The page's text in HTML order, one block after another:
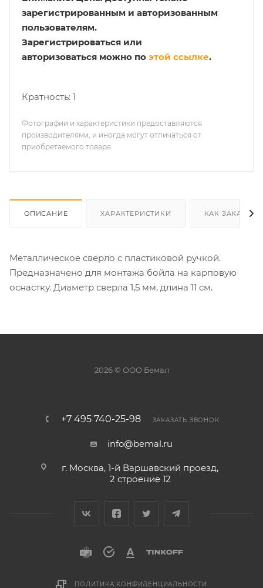
зарегистрированным и авторизованным
пользователям.
Зарегистрироваться или
авторизоваться можно по этой ссылке.
Кратность: 1
Фотографии и характеристики предоставляются
производителями, и иногда могут отличаться от
приобретаемого товара
ОПИСАНИЕ ХАРАКТЕРИСТИКИ КАК ЗАКАЗАТЬ
Металлическое сверло с пластиковой ручкой.
Предназначено для монтажа бойла на карповую
оснастку. Диаметр сверла 1,5 мм, длина 11 см.
2026 © ООО Бемал
+7 495 740-25-98 ЗАКАЗАТЬ ЗВОНОК
info@bemal.ru
г. Москва, 1-й Варшавский проезд,
2 строение 12
ПОЛИТИКА КОНФИДЕНЦИАЛЬНОСТИ